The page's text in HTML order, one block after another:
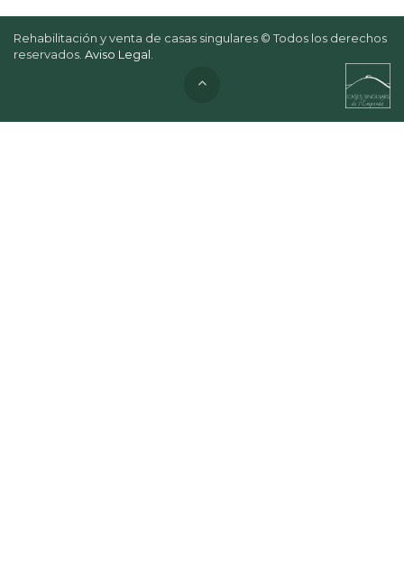
Rehabilitación y venta de casas singulares © Todos los derechos
reservados. Aviso Legal